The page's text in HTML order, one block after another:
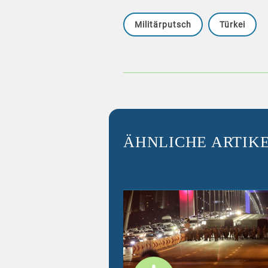
Militärputsch Türkei
ÄHNLICHE